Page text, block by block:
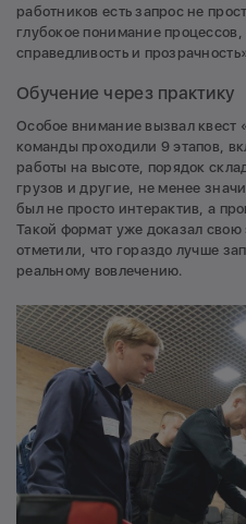
работников есть запрос не
глубокое понимание процессов,
справедливость и
Обучение через практику
Особое внимание вызвал квест
команды проходили 9 этапов,
работы на высоте, порядок
грузов и другие, не менее
был не просто интерактив, а
Такой формат уже доказал свою
отметили, что гораздо лучше
реальному вовлечению.